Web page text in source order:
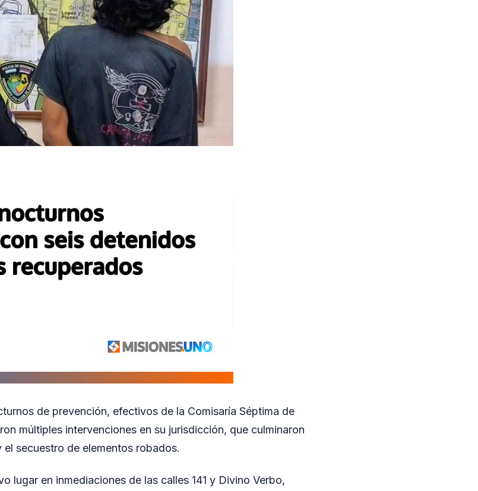
de prevención, efectivos de la Comisaría Séptima de
múltiples intervenciones en su jurisdicción, que culminaron
secuestro de elementos robados.
lugar en inmediaciones de las calles 141 y Divino Verbo,